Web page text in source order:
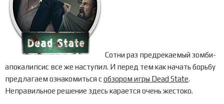
Сотни раз предрекаемый зомби-
апокалипсис все же наступил. И перед тем как начать борьбу
предлагаем ознакомиться собзором игры Dead State.
Неправильное решение здесь карается очень жестоко.